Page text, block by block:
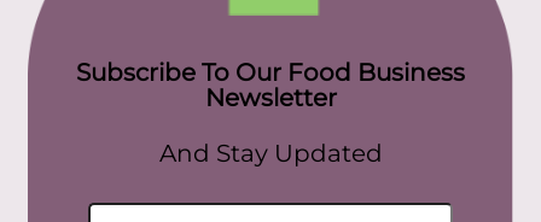
Subscribe To Our Food Business
Newsletter
And Stay Updated